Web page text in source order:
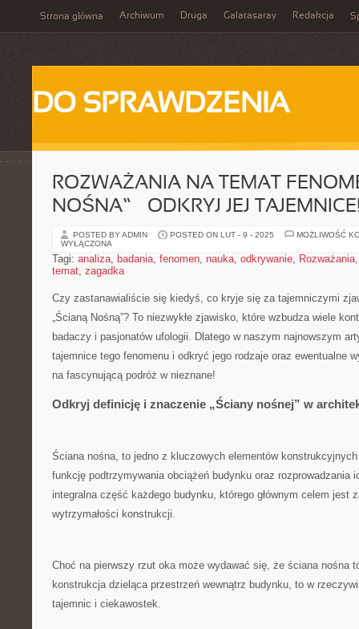
Strona główna Archiwum Druga Galatasaray Redakcja
DO SPRAWDZENIA
ROZWAŻANIA NA TEMAT
NOŚNA” – ODKRYJ JEJ
POSTED BY ADMIN POSTED ON LUT - 9 - 2025
MOŻLIWOŚĆ
WYŁĄCZONA
Tagi: analiza, badania, fenomen, nauka, odkrywanie, Rozważania
temat, zagadka
Czy zastanawialiście się kiedyś, co kryje‍ się za tajemniczymi⁣
„Ścianą Nośną”? To niezwykłe‍ zjawisko, które wzbudza ⁣wiele
badaczy i pasjonatów ufologii. Dlatego w naszym najnowszym
tajemnice tego⁤ fenomenu‌ i odkryć jego rodzaje oraz ewentualne‌
na fascynującą podróż w nieznane!
Odkryj​ definicję i znaczenie „Ściany nośnej”‍ w
Ściana nośna, to jedno z kluczowych elementów⁣
funkcję ⁢podtrzymywania obciążeń budynku oraz rozprowadzania
integralna część⁢ każdego⁤ budynku, którego głównym celem jest
wytrzymałości⁢ konstrukcji. ⁣
Choć na⁤ pierwszy​ rzut oka może‌ wydawać się, że ściana nośna
konstrukcja ‌dzieląca przestrzeń wewnątrz⁢ budynku,⁤ to ​w
tajemnic ⁤i ciekawostek.